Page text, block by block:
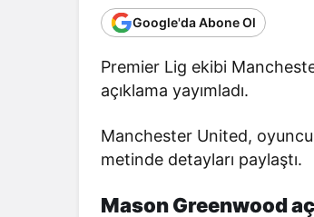
Google'da Abone Ol
Premier Lig ekibi
açıklama yayımladı.
Manchester United, oyuncu
metinde detayları paylaştı.
Mason Greenwood